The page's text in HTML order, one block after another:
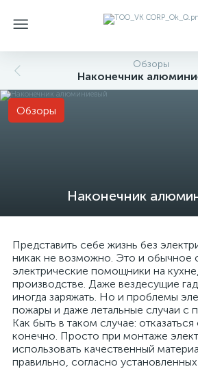
Обзоры
Наконечник
Наконечник
Обзоры
Представить себе жизнь без
никак не возможно. Это и обычное
электрические помощники на
производстве. Даже вездесущие
иногда заряжать. Но и проблемы
пожары и даже летальные случаи с
Как быть в таком случае:
конечно. Просто при монтаже
использовать качественный
правильно, согласно